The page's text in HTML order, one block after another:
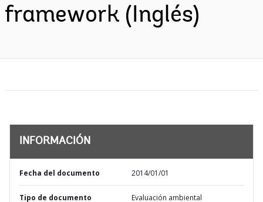
framework (Inglés)
INFORMACIÓN
Fecha del documento 2014/01/01
Tipo de documento Evaluación ambiental